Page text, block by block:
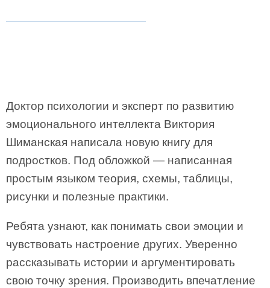
Доктор психологии и эксперт по развитию
эмоционального интеллекта Виктория
Шиманская написала новую книгу для
подростков. Под обложкой — написанная
простым языком теория, схемы, таблицы,
рисунки и полезные практики.
Ребята узнают, как понимать свои эмоции и
чувствовать настроение других. Уверенно
рассказывать истории и аргументировать
свою точку зрения. Производить впечатление